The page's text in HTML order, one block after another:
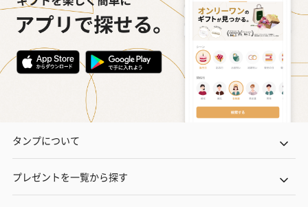
タンプについて
プレゼントを一覧から探す